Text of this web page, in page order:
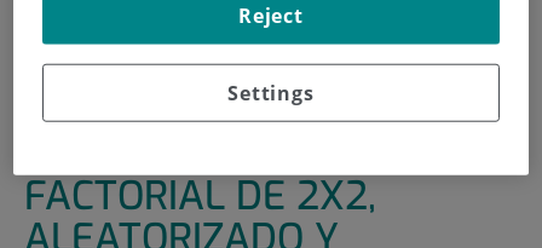
DE LA VITAMINA K Y ÁCIDO ACETILSALICÍLICO Y FRENTE A
PLACEBO DEL ÁCIDO ACETILSALICÍLICO EN PACIENTES
CON FIBRILACIÓN AURICULA
FACTORIAL DE 2X2,
Settings
Reject